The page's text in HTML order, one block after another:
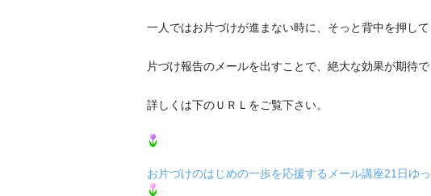
一人ではお片づけが進まない時に、そっと背中を押して
片づけ報告のメールを出すことで、絶大な効果が期待で
詳しくは下のＵＲＬをご覧下さい。
お片づけのはじめの一歩を応援するメール講座21日ゆ